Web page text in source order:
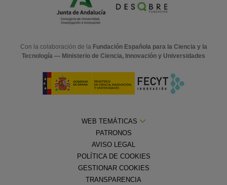
Con la colaboración de la Fundación Española para la Ciencia y la
Tecnología — Ministerio de Ciencia, Innovación y Universidades
WEB TEMÁTICAS
PATRONOS
AVISO LEGAL
POLÍTICA DE COOKIES
GESTIONAR COOKIES
TRANSPARENCIA